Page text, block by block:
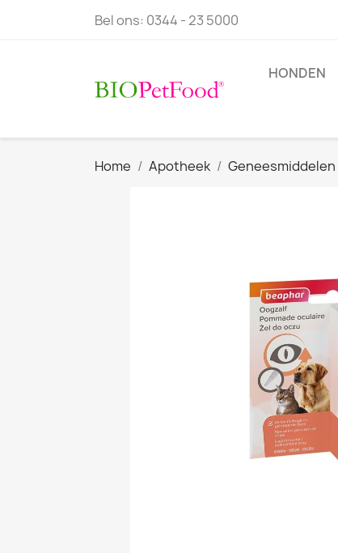
Bel ons: 0344 - 23 5000
HONDEN
Home Apotheek Geneesmiddelen